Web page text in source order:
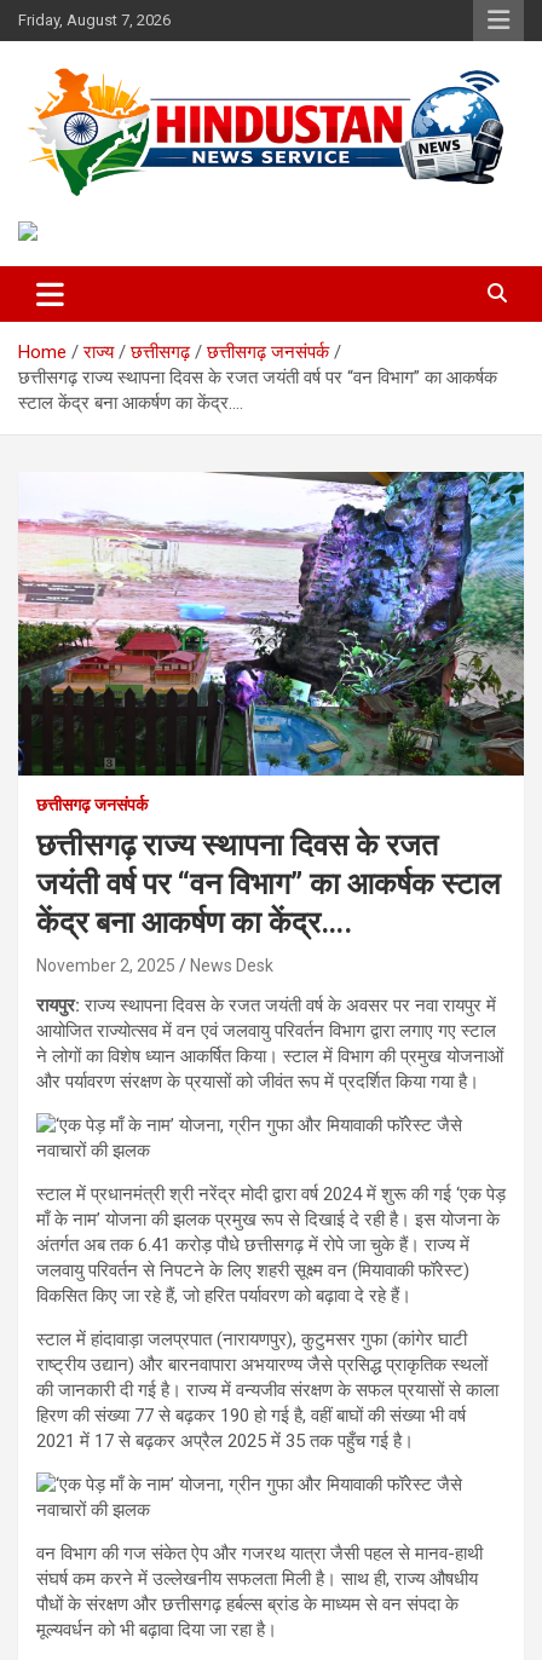
Skip
to
Friday, August 7, 2026
Hindustan News Service
Home राज्य छत्तीसगढ़
छत्तीसगढ़ जनसंपर्क
छत्तीसगढ़ राज्य स्थापना दिवस के रजत जयंती वर्ष पर “वन विभाग” का आकर्षक
स्टाल केंद्र बना आकर्षण का केंद्र….
छत्तीसगढ़ जनसंपर्क
छत्तीसगढ़ राज्य स्थापना दिवस के रजत
जयंती वर्ष पर “वन विभाग” का आकर्षक स्टाल
केंद्र बना आकर्षण का केंद्र….
November 2, 2025 News Desk
रायपुर:राज्य स्थापना दिवस के रजत जयंती वर्ष के अवसर पर नवा रायपुर में
आयोजित राज्योत्सव में वन एवं जलवायु परिवर्तन विभाग द्वारा लगाए गए स्टाल
ने लोगों का विशेष ध्यान आकर्षित किया। स्टाल में विभाग की प्रमुख योजनाओं
और पर्यावरण संरक्षण के प्रयासों को जीवंत रूप में प्रदर्शित किया गया है।
स्टाल में प्रधानमंत्री श्री नरेंद्र मोदी द्वारा वर्ष 2024 में शुरू की गई ‘एक पेड़
माँ के नाम’ योजना की झलक प्रमुख रूप से दिखाई दे रही है। इस योजना के
अंतर्गत अब तक 6.41 करोड़ पौधे छत्तीसगढ़ में रोपे जा चुके हैं। राज्य में
जलवायु परिवर्तन से निपटने के लिए शहरी सूक्ष्म वन (मियावाकी फॉरेस्ट)
विकसित किए जा रहे हैं, जो हरित पर्यावरण को बढ़ावा दे रहे हैं।
स्टाल में हांदावाड़ा जलप्रपात (नारायणपुर), कुटुमसर गुफा (कांगेर घाटी
राष्ट्रीय उद्यान) और बारनवापारा अभयारण्य जैसे प्रसिद्ध प्राकृतिक स्थलों
की जानकारी दी गई है। राज्य में वन्यजीव संरक्षण के सफल प्रयासों से काला
हिरण की संख्या 77 से बढ़कर 190 हो गई है, वहीं बाघों की संख्या भी वर्ष
2021 में 17 से बढ़कर अप्रैल 2025 में 35 तक पहुँच गई है।
वन विभाग की गज संकेत ऐप और गजरथ यात्रा जैसी पहल से मानव-हाथी
संघर्ष कम करने में उल्लेखनीय सफलता मिली है। साथ ही, राज्य औषधीय
पौधों के संरक्षण और छत्तीसगढ़ हर्बल्स ब्रांड के माध्यम से वन संपदा के
मूल्यवर्धन को भी बढ़ावा दिया जा रहा है।